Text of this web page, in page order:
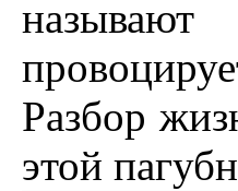
называют
Разбор
этой